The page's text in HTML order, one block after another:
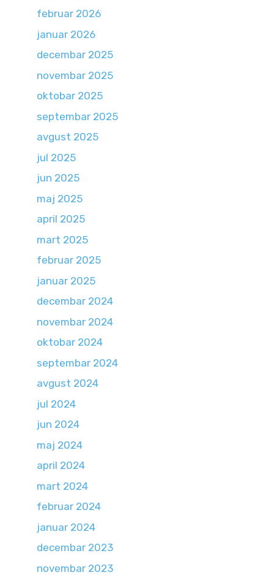
februar 2026
januar 2026
decembar 2025
novembar 2025
oktobar 2025
septembar 2025
avgust 2025
jul 2025
jun 2025
maj 2025
april 2025
mart 2025
februar 2025
januar 2025
decembar 2024
novembar 2024
oktobar 2024
septembar 2024
avgust 2024
jul 2024
jun 2024
maj 2024
april 2024
mart 2024
februar 2024
januar 2024
decembar 2023
novembar 2023